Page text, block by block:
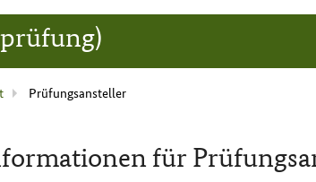
Prüfungs­ansteller
für